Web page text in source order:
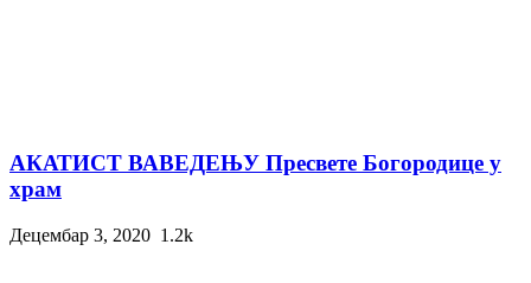
АКАТИСТ ВАВЕДЕЊУ Пресвете Богородице у
храм
Децембар 3, 2020 1.2k